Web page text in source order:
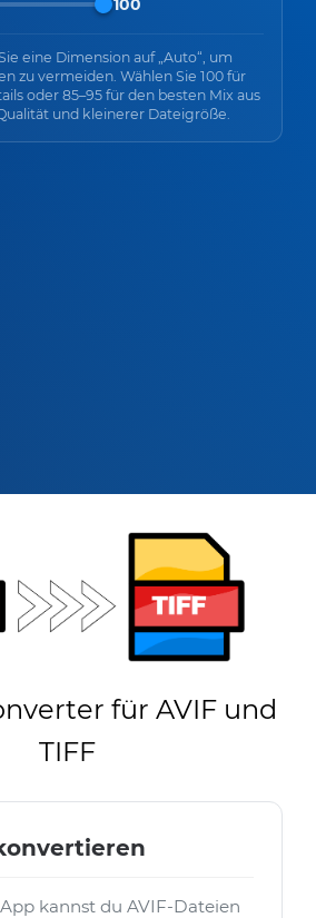
100
eine Dimension auf „Auto“, um
zu vermeiden. Wählen Sie 100 für
oder 85–95 für den besten Mix aus
und kleinerer Dateigröße.
für AVIF und
TIFF
kannst du AVIF-Dateien